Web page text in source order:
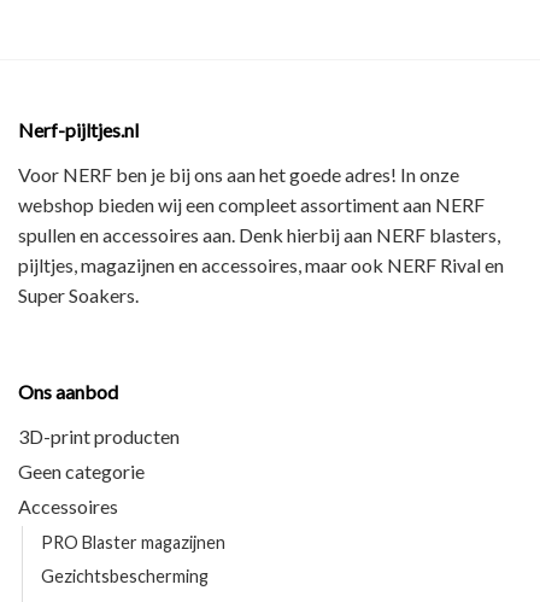
Nerf-pijltjes.nl
Voor NERF ben je bij ons aan het goede adres! In onze
webshop bieden wij eencompleet assortimentaan NERF
spullen en accessoires aan. Denk hierbij aan NERF blasters,
pijltjes, magazijnen en accessoires , maar ook NERF Rival en
Super Soakers
Ons aanbod
3D-print producten
Geen categorie
Accessoires
PRO Blaster magazijnen
Gezichtsbescherming